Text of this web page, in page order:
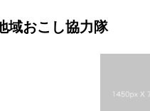
域おこし協力隊